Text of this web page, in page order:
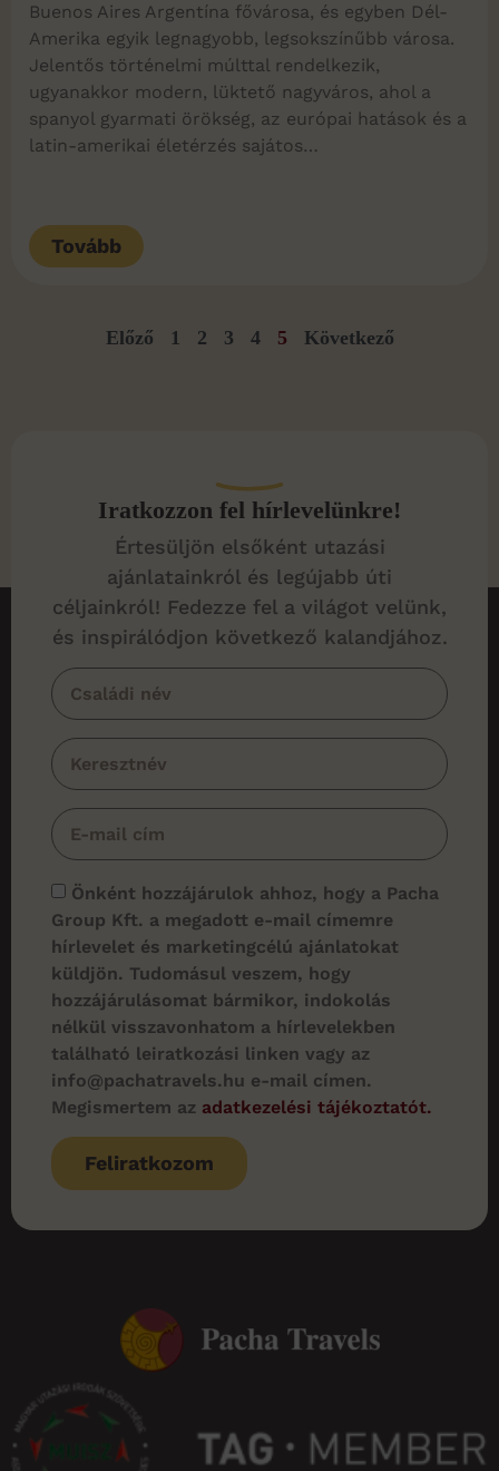
Buenos Aires Argentína fővárosa, és egyben Dél-
Amerika egyik legnagyobb, legsokszínűbb városa.
Jelentős történelmi múlttal rendelkezik,
ugyanakkor modern, lüktető nagyváros, ahol a
spanyol gyarmati örökség, az európai hatások és a
latin-amerikai életérzés sajátos…
Tovább
Előző 1 2 3 4 5 Következő
Iratkozzon fel hírlevelünkre!
Értesüljön elsőként utazási
ajánlatainkról és legújabb úti
céljainkról! Fedezze fel a világot velünk,
és inspirálódjon következő kalandjához.
Önként hozzájárulok ahhoz, hogy a Pacha
Group Kft. a megadott e-mail címemre
hírlevelet és marketingcélú ajánlatokat
küldjön. Tudomásul veszem, hogy
hozzájárulásomat bármikor, indokolás
nélkül visszavonhatom a hírlevelekben
található leiratkozási linken vagy az
info@pachatravels.hu e-mail címen.
Megismertem az adatkezelési tájékoztatót.
Feliratkozom